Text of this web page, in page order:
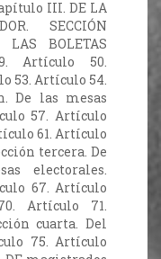
III. DE LA
SECCIÓN
BOLETAS
Artículo 50.
53. Artículo 54.
De las mesas
57. Artículo
61. Artículo
tercera. De
electorales.
67. Artículo
Artículo 71.
cuarta. Del
75. Artículo